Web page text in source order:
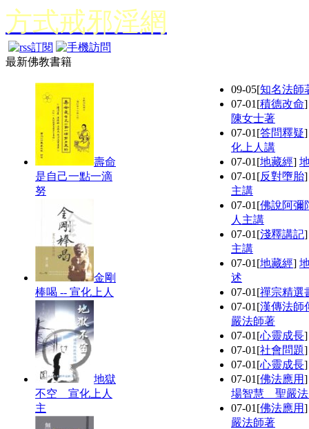
方式戒邪淫網
最新佛教書籍
壽命
是自己一點一滴
努
金剛
棒喝 -- 宣化上人
地獄
不空 宣化上人
主
09-05[知名法師
07-01 [積德改命
陳女士著
07-01 [答問釋疑
化上人講
07-01 [地藏經]
07-01 [反對墮胎
主講
07-01 [佛說阿彌
人主講
07-01 [淺釋講記
主講
07-01 [地藏經]
述
07-01 [禪宗精選
07-01 [漢傳法師
嚴法師著
07-01 [心靈成長
07-01 [社會問題
07-01 [心靈成長
07-01 [佛法應用
場智慧 聖嚴
07-01 [佛法應用
嚴法師著